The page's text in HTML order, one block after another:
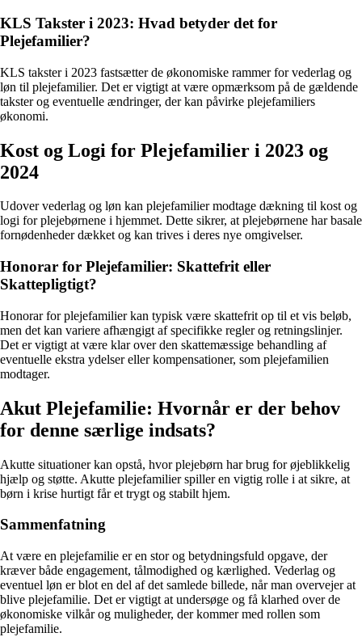
KLS Takster i 2023: Hvad betyder det for
Plejefamilier?
KLS takster i 2023 fastsætter de økonomiske rammer for vederlag og
løn til plejefamilier. Det er vigtigt at være opmærksom på de gældende
takster og eventuelle ændringer, der kan påvirke plejefamiliers
økonomi.
Kost og Logi for Plejefamilier i 2023 og
2024
Udover vederlag og løn kan plejefamilier modtage dækning til kost og
logi for plejebørnene i hjemmet. Dette sikrer, at plejebørnene har basale
fornødenheder dækket og kan trives i deres nye omgivelser.
Honorar for Plejefamilier: Skattefrit eller
Skattepligtigt?
Honorar for plejefamilier kan typisk være skattefrit op til et vis beløb,
men det kan variere afhængigt af specifikke regler og retningslinjer.
Det er vigtigt at være klar over den skattemæssige behandling af
eventuelle ekstra ydelser eller kompensationer, som plejefamilien
modtager.
Akut Plejefamilie: Hvornår er der behov
for denne særlige indsats?
Akutte situationer kan opstå, hvor plejebørn har brug for øjeblikkelig
hjælp og støtte. Akutte plejefamilier spiller en vigtig rolle i at sikre, at
børn i krise hurtigt får et trygt og stabilt hjem.
Sammenfatning
At være en plejefamilie er en stor og betydningsfuld opgave, der
kræver både engagement, tålmodighed og kærlighed. Vederlag og
eventuel løn er blot en del af det samlede billede, når man overvejer at
blive plejefamilie. Det er vigtigt at undersøge og få klarhed over de
økonomiske vilkår og muligheder, der kommer med rollen som
plejefamilie.